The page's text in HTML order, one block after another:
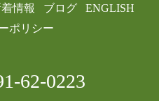
情報 ブログ
ENGLISH
ポリシー
62-0223